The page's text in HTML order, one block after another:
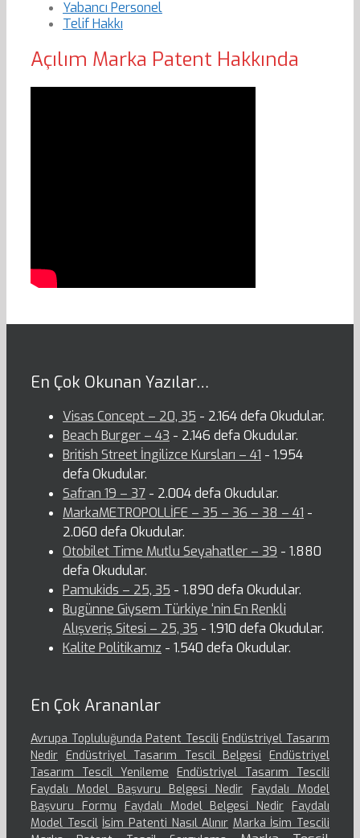
Yabancı Personel
Telif Hakkı
Açılım Marka Patent Hakkında
En Çok Okunan Yazılar…
Visas Concept – 20, 35 - 2.164 defa Okudular.
Beach Burger – 43 - 2.146 defa Okudular.
British Street İngilizce Kursları – 41 - 1.954
defa Okudular.
Safran 19 – 37 - 2.004 defa Okudular.
MarkaMETROPOLLİFE – 35 – 36 – 38 – 41 -
2.060 defa Okudular.
Otobilet Time Mutlu Seyahatler – 39 - 1.880
defa Okudular.
Pamukids – 25, 35 - 1.890 defa Okudular.
Bugünne Giysem Türkiye ‘nin En Renkli
Alışveriş Sitesi – 25, 35 - 1.910 defa Okudular.
Kalite Politikamız - 1.540 defa Okudular.
En Çok Arananlar
Avrupa Topluluğunda Patent Tescili Endüstriyel Tasarım
Nedir Endüstriyel Tasarım Tescil Belgesi
Endüstriyel
Tasarım Tescil Yenileme
Endüstriyel Tasarım Tescili
Faydalı Model Başvuru Belgesi Nedir
Faydalı Model
Başvuru Formu
Faydalı Model Belgesi Nedir Faydalı
Model Tescil İsim Patenti Nasıl Alınır Marka İsim Tescili